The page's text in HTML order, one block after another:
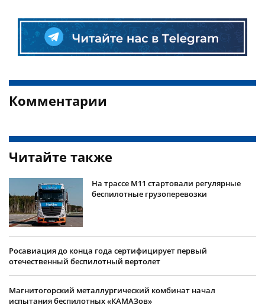
Комментарии
Читайте также
На трассе М11 стартовали регулярные
беспилотные грузоперевозки
Росавиация до конца года сертифицирует первый
отечественный беспилотный вертолет
Магнитогорский металлургический комбинат начал
испытания беспилотных «КАМАЗов»